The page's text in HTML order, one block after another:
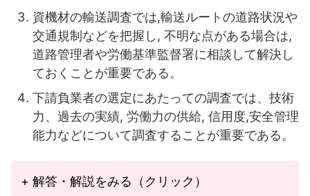
資機材の輸送調査では,輸送ルートの道路状況や
交通規制などを把握し, 不明な点がある場合は,
道路管理者や労働基準監督署に相談して解決し
ておくことが重要である。
下請負業者の選定にあたっての調査では、技術
力、過去の実績, 労働力の供給, 信用度,安全管理
能力などについて調査することが重要である。
+ 解答・解説をみる（クリック）